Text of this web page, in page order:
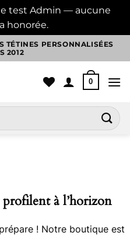
test Admin — aucune
honorée.
TÉTINES PERSONNALISÉES
2012
0
profilent à l’horizon
! Notre boutique est